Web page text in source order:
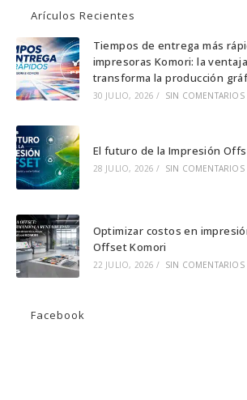
Arículos Recientes
Tiempos de entrega más
impresoras Komori: la
transforma la producción
30 JULIO, 2026 / SIN COMENTARIOS
El futuro de la Impresión
28 JULIO, 2026 / SIN COMENTARIOS
Optimizar costos en
Offset Komori
22 JULIO, 2026 / SIN COMENTARIOS
Facebook